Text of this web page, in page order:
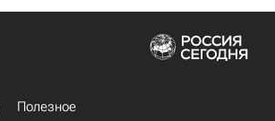
Полезное